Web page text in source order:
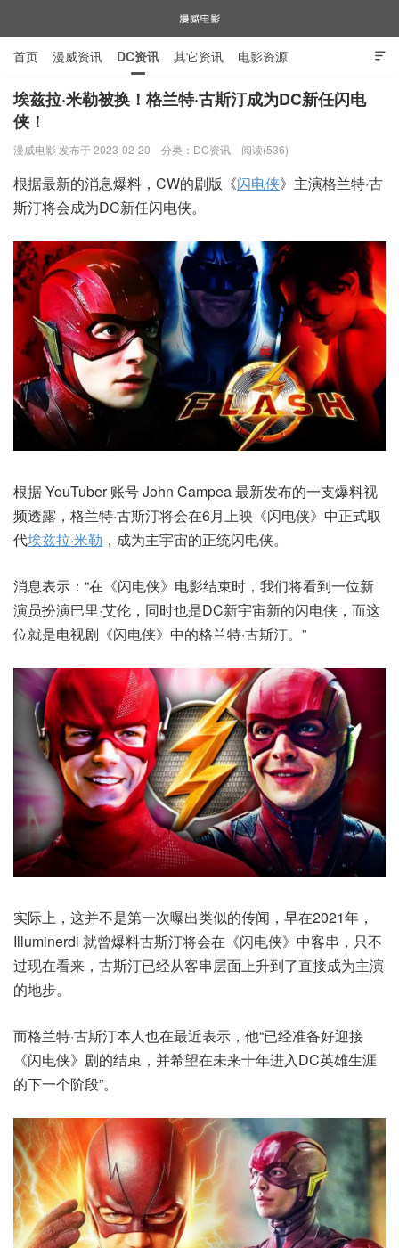
漫威电影

首页 漫威资讯 DC资讯 其它资讯 电影资源
电视剧资源 漫威图片
埃兹拉·米勒被换！格兰特·古斯汀成为DC新任闪电
侠！
漫威电影 发布于 2023-02-20 分类： DC资讯 阅读(536)
根据最新的消息爆料，CW的剧版《闪电侠》主演格兰特·古
斯汀将会成为DC新任闪电侠。
根据 YouTuber 账号 John Campea 最新发布的一支爆料视
频透露，格兰特·古斯汀将会在6月上映《闪电侠》中正式取
代埃兹拉·米勒 ，成为主宇宙的正统闪电侠。
消息表示：“在《闪电侠》电影结束时，我们将看到一位新
演员扮演巴里·艾伦，同时也是DC新宇宙新的闪电侠，而这
位就是电视剧《闪电侠》中的格兰特·古斯汀。”
实际上，这并不是第一次曝出类似的传闻，早在2021年，
Illuminerdi 就曾爆料古斯汀将会在《闪电侠》中客串，只不
过现在看来，古斯汀已经从客串层面上升到了直接成为主演
的地步。
而格兰特·古斯汀本人也在最近表示，他“已经准备好迎接
《闪电侠》剧的结束，并希望在未来十年进入DC英雄生涯
的下一个阶段”。